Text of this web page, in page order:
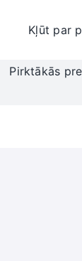
Kļūt par
Pirktākās